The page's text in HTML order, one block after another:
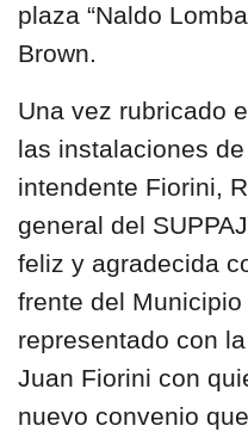
plaza “Naldo
Brown.
Una vez rubricado
las instalaciones
intendente Fiorini,
general del
feliz y agradecida
frente del
representado con
Juan Fiorini con
nuevo convenio